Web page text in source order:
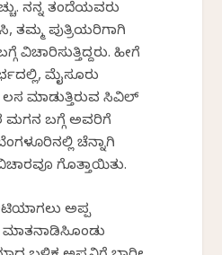
ನನ್ನ ತಂದೆಯವರು
ತಮ್ಮ ಪುತ್ರಿಯರಿಗಾಗಿ
ವಿಚಾರಿಸುತ್ತಿದ್ದರು. ಹೀಗೆ
ಮೈಸೂರು
ಮಾಡುತ್ತಿರುವ ಸಿವಿಲ್
ಬಗ್ಗೆ ಅವರಿಗೆ
ಚೆನ್ನಾಗಿ
ಗೊತ್ತಾಯಿತು.
ಅಪ್ಪ